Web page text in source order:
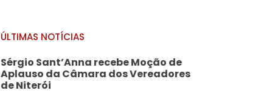
ÚLTIMAS NOTÍCIAS
Sérgio Sant’Anna recebe Moção de
Aplauso da Câmara dos Vereadores
de Niterói